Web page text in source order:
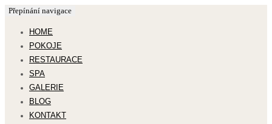
Přepínání navigace
HOME
POKOJE
RESTAURACE
SPA
GALERIE
BLOG
KONTAKT